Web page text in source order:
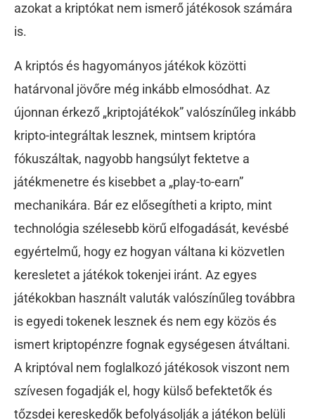
azokat a kriptókat nem ismerő játékosok számára
is.
A kriptós és hagyományos játékok közötti
határvonal jövőre még inkább elmosódhat. Az
újonnan érkező „kriptojátékok” valószínűleg inkább
kripto-integráltak lesznek, mintsem kriptóra
fókuszáltak, nagyobb hangsúlyt fektetve a
játékmenetre és kisebbet a „play-to-earn”
mechanikára. Bár ez elősegítheti a kripto, mint
technológia szélesebb körű elfogadását, kevésbé
egyértelmű, hogy ez hogyan váltana ki közvetlen
keresletet a játékok tokenjei iránt. Az egyes
játékokban használt valuták valószínűleg továbbra
is egyedi tokenek lesznek és nem egy közös és
ismert kriptopénzre fognak egységesen átváltani.
A kriptóval nem foglalkozó játékosok viszont nem
szívesen fogadják el, hogy külső befektetők és
tőzsdei kereskedők befolyásolják a játékon belüli